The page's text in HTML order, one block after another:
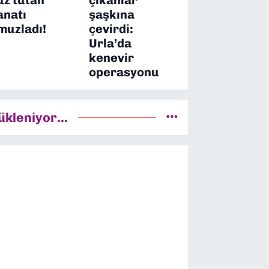
şaşkına
çevirdi:
Urla’da
kenevir
operasyonu